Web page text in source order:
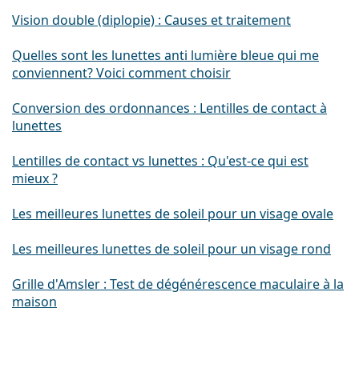
Vision double (diplopie) : Causes et traitement
Quelles sont les lunettes anti lumière bleue qui me
conviennent? Voici comment choisir
Conversion des ordonnances : Lentilles de contact à
lunettes
Lentilles de contact vs lunettes : Qu'est-ce qui est
mieux ?
Les meilleures lunettes de soleil pour un visage ovale
Les meilleures lunettes de soleil pour un visage rond
Grille d'Amsler : Test de dégénérescence maculaire à la
maison